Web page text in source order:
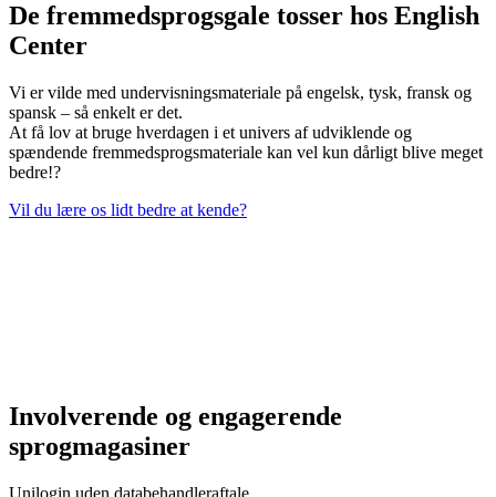
De fremmedsprogsgale tosser hos English
Center
Vi er vilde med undervisningsmateriale på engelsk, tysk, fransk og
spansk – så enkelt er det.
At få lov at bruge hverdagen i et univers af udviklende og
spændende fremmedsprogsmateriale kan vel kun dårligt blive meget
bedre!?
Vil du lære os lidt bedre at kende?
Involverende og engagerende
sprogmagasiner
Unilogin uden databehandleraftale